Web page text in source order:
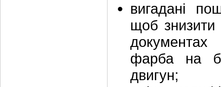
вигадані
щоб знизити
фарба на
двигун;